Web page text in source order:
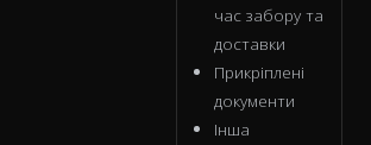
час забору та
доставки
Прикріплені
документи
Інша